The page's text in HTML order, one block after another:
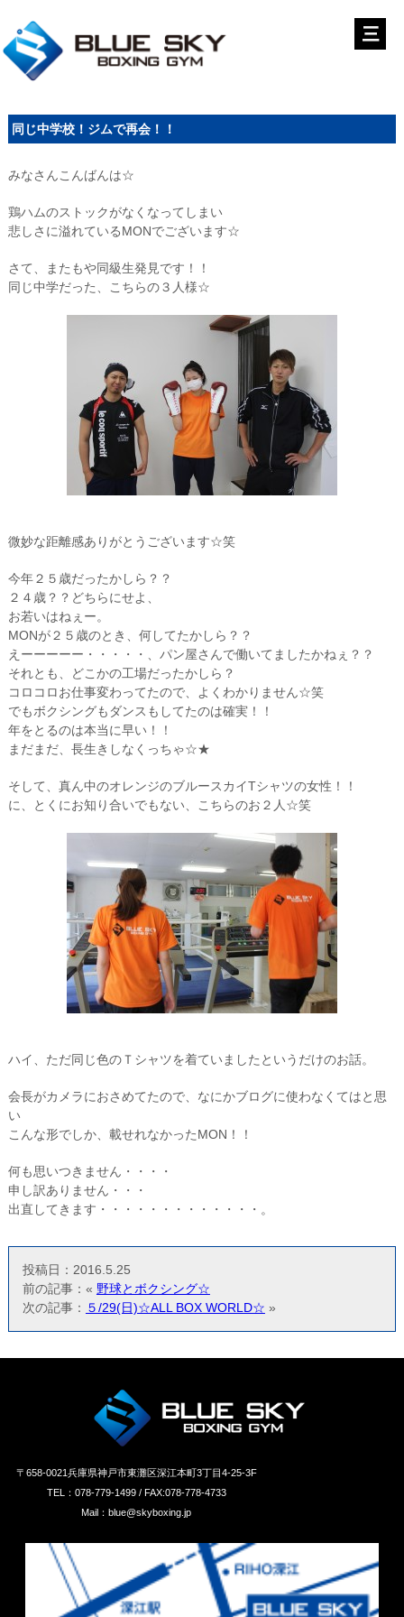
同じ中学校！ジムで再会！！
みなさんこんばんは☆
鶏ハムのストックがなくなってしまい
悲しさに溢れているMONでございます☆
さて、またもや同級生発見です！！
同じ中学だった、こちらの３人様☆
微妙な距離感ありがとうございます☆笑
今年２５歳だったかしら？？
２４歳？？どちらにせよ、
お若いはねぇー。
MONが２５歳のとき、何してたかしら？？
えーーーーー・・・・・、パン屋さんで働いてましたかねぇ？？
それとも、どこかの工場だったかしら？
コロコロお仕事変わってたので、よくわかりません☆笑
でもボクシングもダンスもしてたのは確実！！
年をとるのは本当に早い！！
まだまだ、長生きしなくっちゃ☆★
そして、真ん中のオレンジのブルースカイTシャツの女性！！
に、とくにお知り合いでもない、こちらのお２人☆笑
ハイ、ただ同じ色のＴシャツを着ていましたというだけのお話。
会長がカメラにおさめてたので、なにかブログに使わなくてはと思
い
こんな形でしか、載せれなかったMON！！
何も思いつきません・・・・
申し訳ありません・・・
出直してきます・・・・・・・・・・・・・。
投稿日：2016.5.25
前の記事：« 野球とボクシング☆
次の記事： ５/29(日)☆ALL BOX WORLD☆ »
〒658‐0021兵庫県神戸市東灘区深江本町3丁目4-25-3F
TEL：078-779-1499 / FAX:078-778-4733
Mail：blue@skyboxing.jp